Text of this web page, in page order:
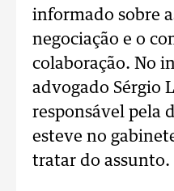
informado sobre
negociação e o
colaboração. No
advogado Sérgio
responsável pela
esteve no
tratar do assunto.